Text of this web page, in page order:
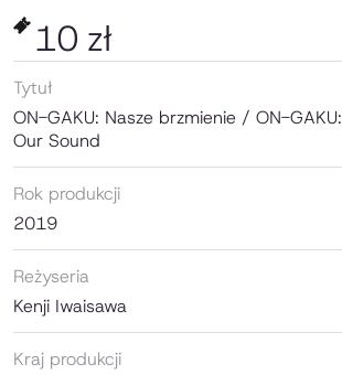
10 zł
Tytuł
ON-GAKU: Nasze brzmienie / ON-GAKU:
Our Sound
Rok produkcji
2019
Reżyseria
Kenji Iwaisawa
Kraj produkcji